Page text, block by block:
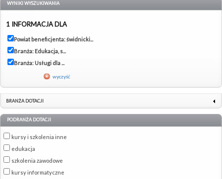
WYNIKI WYSZUKIWANIA
1 INFORMACJA DLA
Powiat beneficjenta: świdnicki...
Branża: Edukacja, s...
Branża: Usługi dla ...
wyczyść
BRANŻA DOTACJI
PODRANŻA DOTACJI
kursy i szkolenia inne
edukacja
szkolenia zawodowe
kursy informatyczne